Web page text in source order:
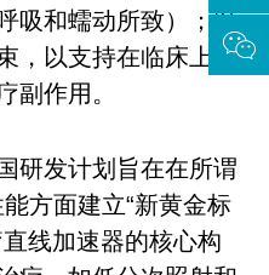
吸和蠕动所致）；以
，以支持在临床上使
副作用。
研发计划旨在在所谓
方面建立“新黄金标
线加速器的核心构